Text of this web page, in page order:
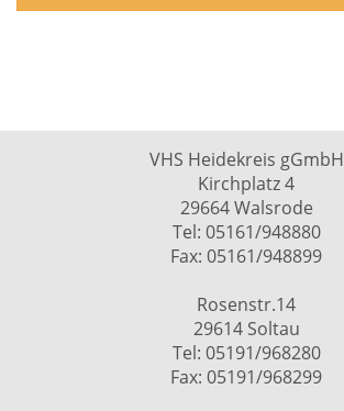
VHS Heidekreis gGmbH
Kirchplatz 4
29664 Walsrode
Tel: 05161/948880
Fax: 05161/948899
Rosenstr.14
29614 Soltau
Tel: 05191/968280
Fax: 05191/968299